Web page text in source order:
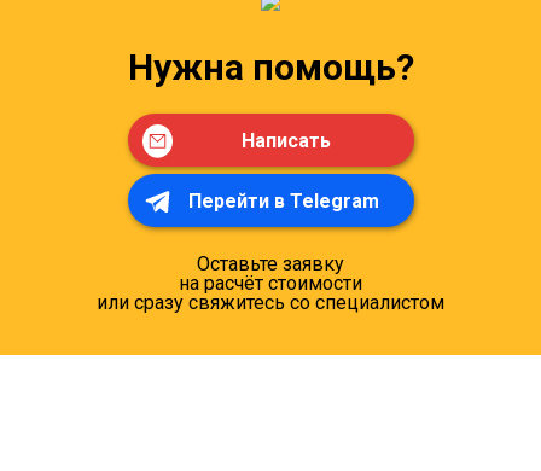
Нужна помощь?
Написать
Перейти в Telegram
Оставьте заявку
на расчёт стоимости
или сразу свяжитесь со специалистом